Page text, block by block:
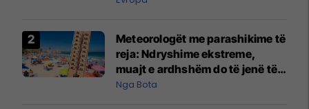
Meteorologët me parashikime të
reja: Ndryshime ekstreme,
muajt e ardhshëm do të jenë të
pazakontë
Nga Bota